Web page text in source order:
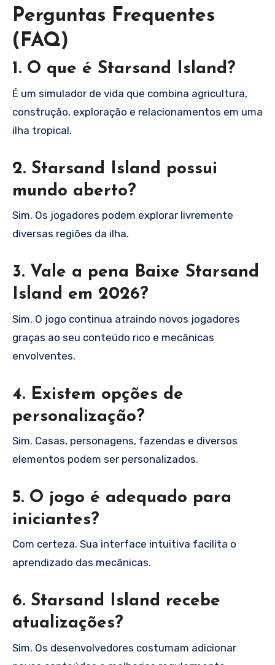
Perguntas Frequentes
(FAQ)
1. O que é Starsand Island?
É um simulador de vida que combina agricultura,
construção, exploração e relacionamentos em uma
ilha tropical.
2. Starsand Island possui
mundo aberto?
Sim. Os jogadores podem explorar livremente
diversas regiões da ilha.
3. Vale a pena Baixe Starsand
Island em 2026?
Sim. O jogo continua atraindo novos jogadores
graças ao seu conteúdo rico e mecânicas
envolventes.
4. Existem opções de
personalização?
Sim. Casas, personagens, fazendas e diversos
elementos podem ser personalizados.
5. O jogo é adequado para
iniciantes?
Com certeza. Sua interface intuitiva facilita o
aprendizado das mecânicas.
6. Starsand Island recebe
atualizações?
Sim. Os desenvolvedores costumam adicionar